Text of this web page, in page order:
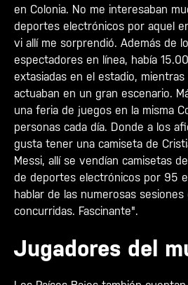
en Colonia. No me interesaban
deportes electrónicos por aquel
vi allí me sorprendió. Además de
espectadores en línea, había
extasiadas en el estadio,
actuaban en un gran escenario.
una feria de juegos en la misma
personas cada día. Donde a los
gusta tener una camiseta de
Messi, allí se vendían camisetas
de deportes electrónicos por 95
hablar de las numerosas
concurridas. Fascinante".
Jugadores del